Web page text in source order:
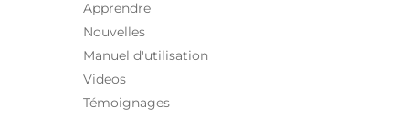
Apprendre
Nouvelles
Manuel d'utilisation
Videos
Témoignages